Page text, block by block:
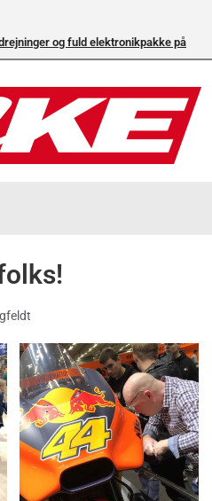
og fuld elektronikpakke på